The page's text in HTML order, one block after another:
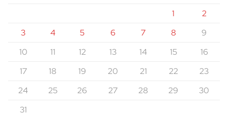
1
2
3
4 5 6 7 8
9
10
11 12 13 14 15
16
17
18 19 20 21 22
23
24
25 26 27 28 29
30
31